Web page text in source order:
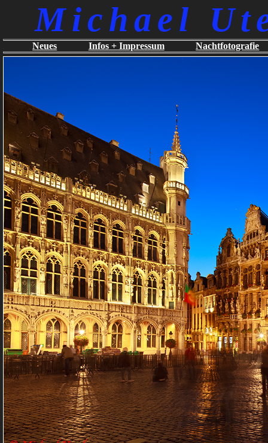
Michael
Neues Infos + Impressum Nachtfotografie